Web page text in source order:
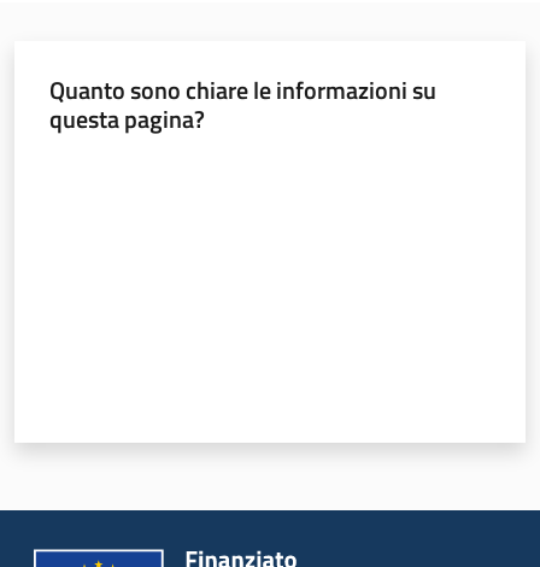
Regione
Argomenti
Quanto sono chiare le informazioni su
questa pagina?